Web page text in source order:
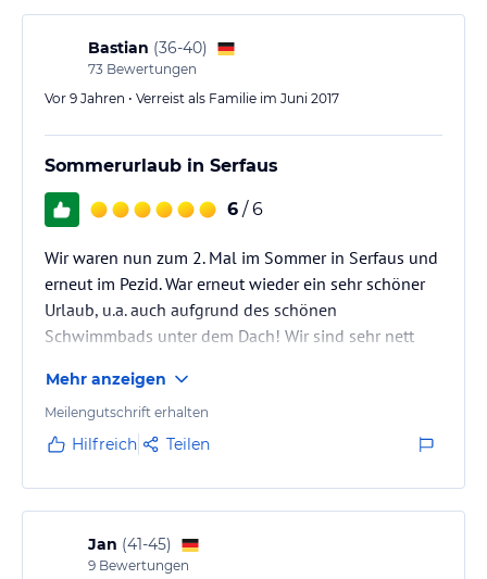
Bastian (36-40)
73 Bewertungen
Vor 9 Jahren • Verreist als Familie im Juni 2017
Sommerurlaub in Serfaus
6 / 6
Wir waren nun zum 2. Mal im Sommer in Serfaus und
erneut im Pezid. War erneut wieder ein sehr schöner
Urlaub, u.a. auch aufgrund des schönen
Schwimmbads unter dem Dach! Wir sind sehr nett
weiterempfehlen. Hatten ein Grand Classic
Appartement...
Mehr anzeigen
Meilengutschrift erhalten
Hilfreich Teilen
Jan (41-45)
9 Bewertungen